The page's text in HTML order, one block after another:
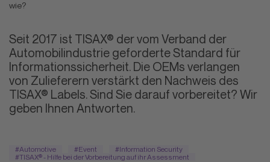
wie?
Seit 2017 ist TISAX® der vom Verband der
Automobilindustrie geforderte Standard für
Informationssicherheit. Die OEMs verlangen
von Zulieferern verstärkt den Nachweis des
TISAX® Labels. Sind Sie darauf vorbereitet? Wir
geben Ihnen Antworten.
#Automotive #Event
#Information Security
#TISAX® - Hilfe bei der Vorbereitung auf ihr Assessment